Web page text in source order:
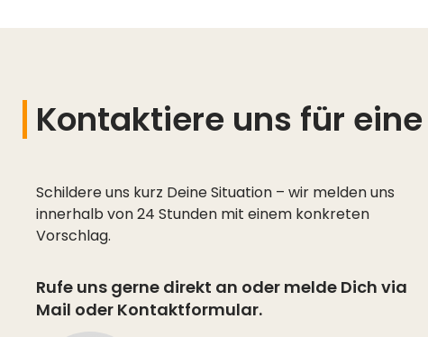
Kontaktiere uns für
Schildere uns kurz Deine Situation – wir melden uns
innerhalb von 24 Stunden mit einem konkreten
Vorschlag.
Rufe uns gerne direkt an oder melde Dich via
Mail oder Kontaktformular.